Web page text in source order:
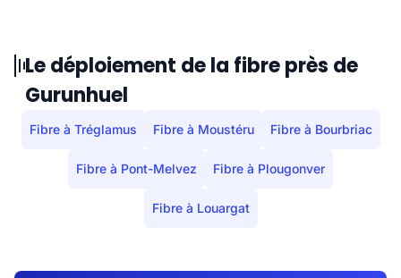
Le déploiement de la fibre près de
Gurunhuel
Fibre à Tréglamus Fibre à Moustéru Fibre à Bourbriac
Fibre à Pont-Melvez Fibre à Plougonver
Fibre à Louargat